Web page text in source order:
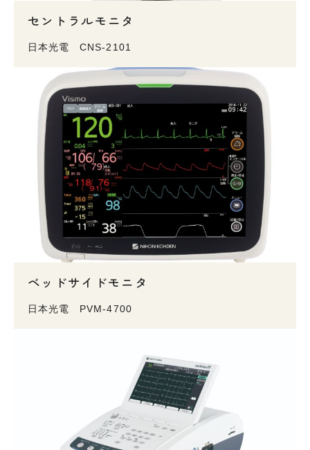
セントラルモニタ
日本光電 CNS-2101
ベッドサイドモニタ
日本光電 PVM-4700